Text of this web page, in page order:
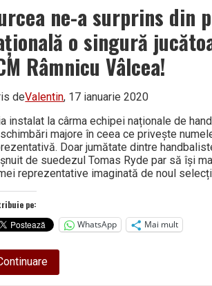
jucătoare
de
la
SCM
Râmnicu
Vâlcea
lotul
lărgit
al
naționalei
ne-a surprins din
o singură
Râmnicu Vâlcea!
deValentin, 17 ianuarie 2020
instalat la cârma echipei naționale de
majore în ceea ce privește
Doar jumătate dintre
de suedezul Tomas Ryde par să își
reprezentative imaginată de noul
pe:
WhatsApp
Mai mult
about
Burcea
ne-